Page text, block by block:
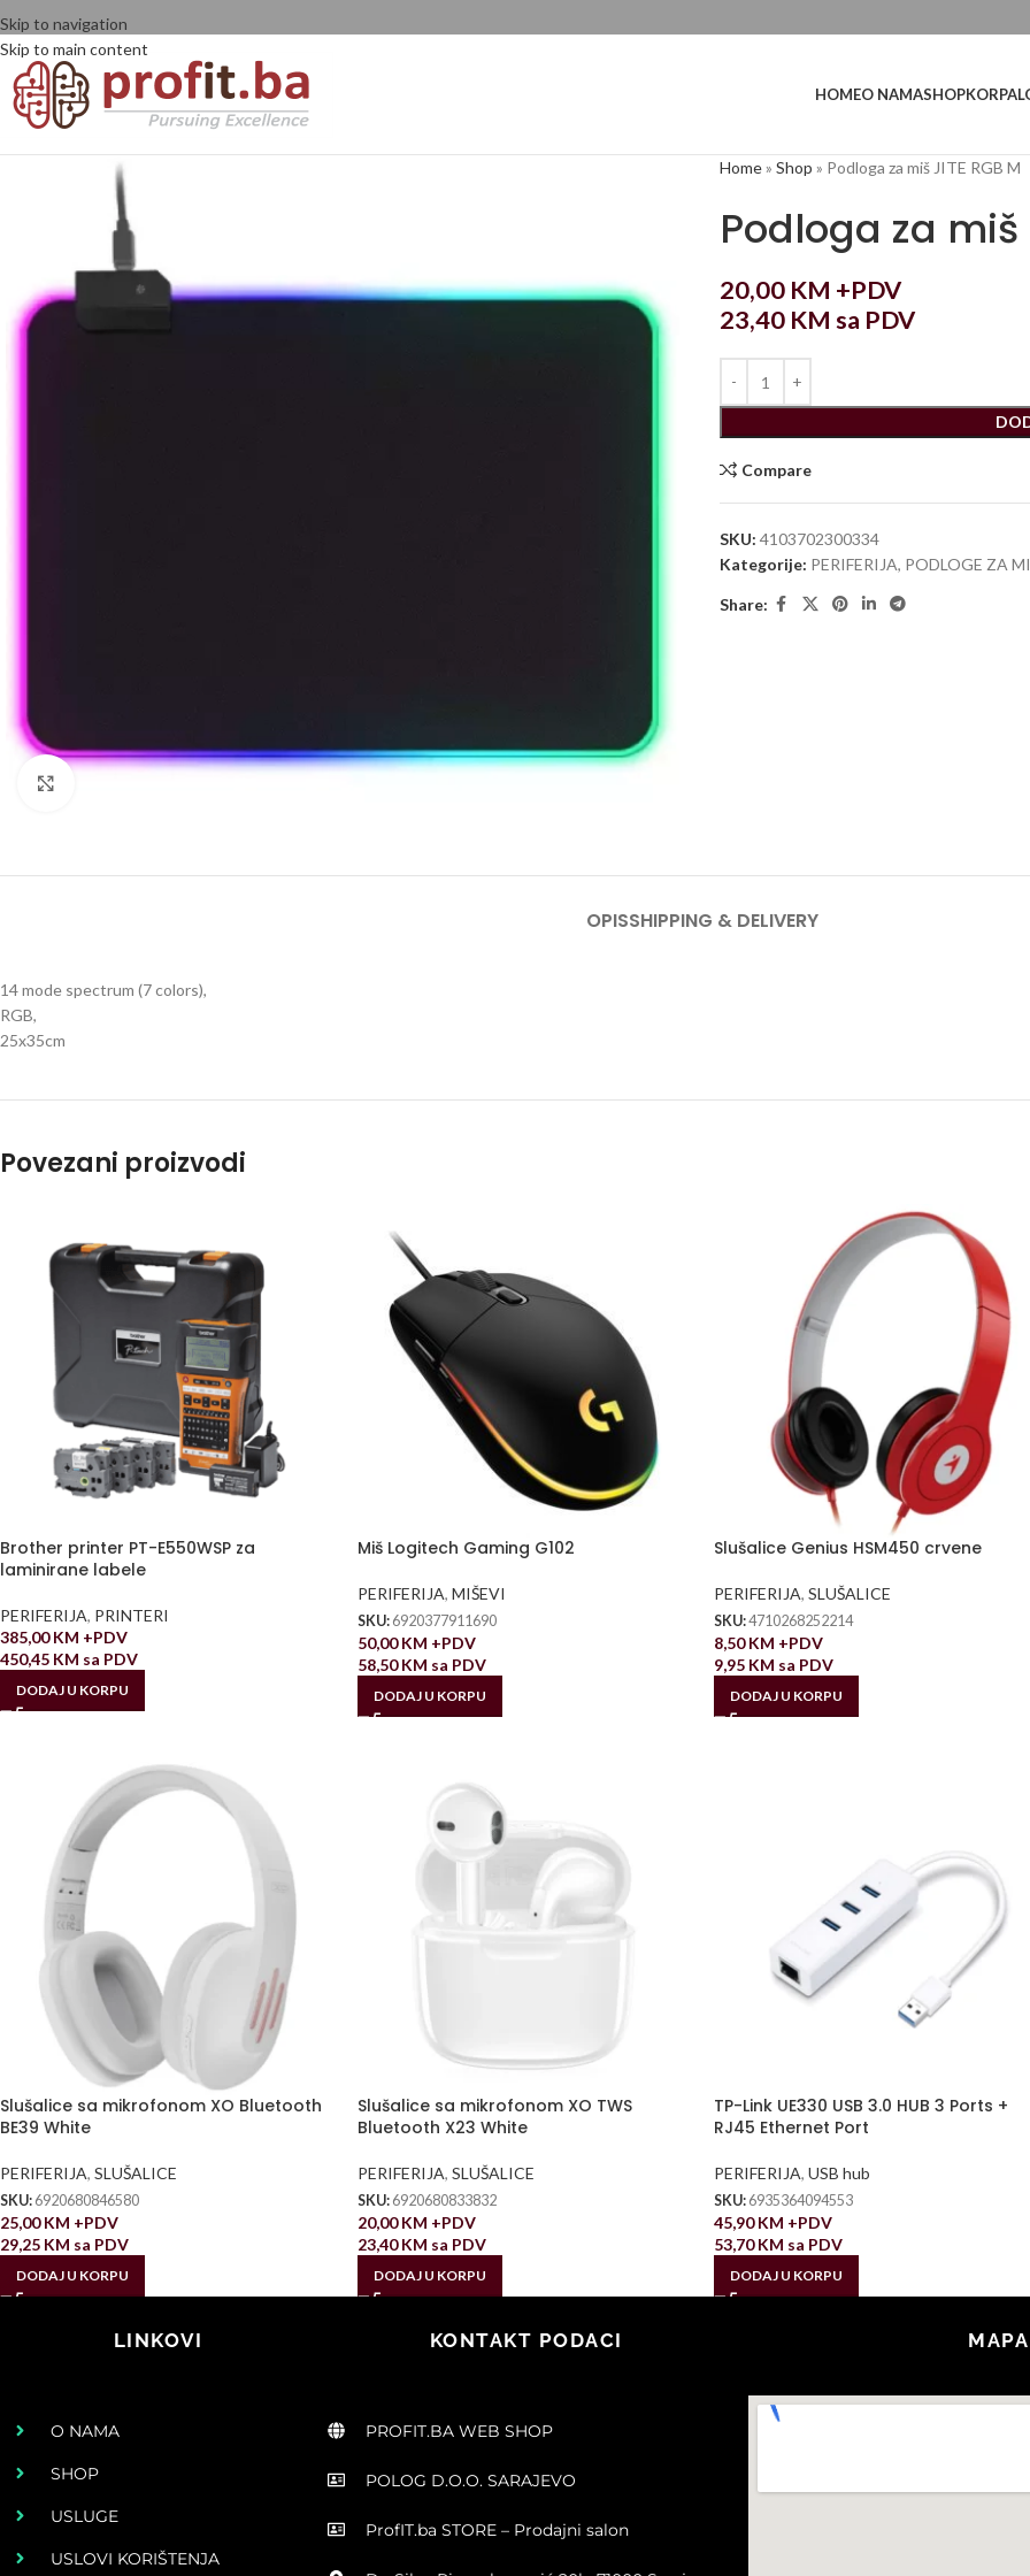
Skip to navigation
Skip to main content
HOMEO NAMASHOPKORPA
Home» Shop » Podloga za miš JITE RGB M
Podloga za miš
20,00 KM +PDV
23,40 KM sa PDV
Compare
SKU: 4103702300334
Kategorije: PERIFERIJA, PODLOGE ZA
Share:
OPISSHIPPING & DELIVERY
14 mode spectrum (7 colors),
RGB,
25x35cm
Povezani proizvodi
Brother printer PT-E550WSP za
laminirane labele
PERIFERIJA, PRINTERI
385,00KM +PDV
450,45 KM sa PDV
DODAJ U KORPU
Miš Logitech Gaming G102
PERIFERIJA, MIŠEVI
SKU: 6920377911690
50,00KM +PDV
58,50KM sa PDV
DODAJ U KORPU
Slušalice Genius HSM450 crvene
PERIFERIJA, SLUŠALICE
SKU:4710268252214
8,50KM +PDV
9,95 KM sa PDV
DODAJ U KORPU
Slušalice sa mikrofonom XO Bluetooth
BE39 White
PERIFERIJA, SLUŠALICE
SKU: 6920680846580
25,00KM +PDV
29,25 KM sa PDV
DODAJ U KORPU
Slušalice sa mikrofonom XO TWS
Bluetooth X23 White
PERIFERIJA, SLUŠALICE
SKU: 6920680833832
20,00KM +PDV
23,40KM sa PDV
DODAJ U KORPU
TP-Link UE330 USB 3.0 HUB 3 Ports +
RJ45 Ethernet Port
PERIFERIJA, USB hub
SKU: 6935364094553
45,90KM +PDV
53,70KM sa PDV
DODAJ U KORPU
LINKOVI
O NAMA
SHOP
USLUGE
USLOVI KORIŠTENJA
KONTAKT PODACI
PROFIT.BA WEB SHOP
POLOG D.O.O. SARAJEVO
ProfIT.ba STORE – Prodajni salon
MAPA